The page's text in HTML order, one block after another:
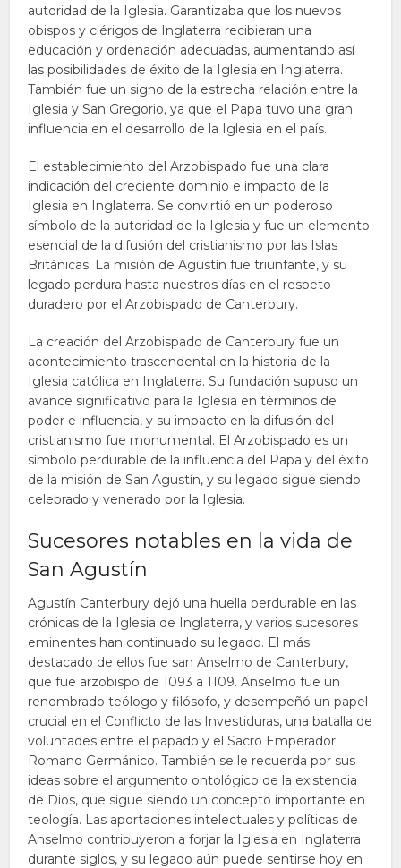
autoridad de la Iglesia. Garantizaba que los nuevos
obispos y clérigos de Inglaterra recibieran una
educación y ordenación adecuadas, aumentando así
las posibilidades de éxito de la Iglesia en Inglaterra.
También fue un signo de la estrecha relación entre la
Iglesia y San Gregorio, ya que el Papa tuvo una gran
influencia en el desarrollo de la Iglesia en el país.
El establecimiento del Arzobispado fue una clara
indicación del creciente dominio e impacto de la
Iglesia en Inglaterra. Se convirtió en un poderoso
símbolo de la autoridad de la Iglesia y fue un elemento
esencial de la difusión del cristianismo por las Islas
Británicas. La misión de Agustín fue triunfante, y su
legado perdura hasta nuestros días en el respeto
duradero por el Arzobispado de Canterbury.
La creación del Arzobispado de Canterbury fue un
acontecimiento trascendental en la historia de la
Iglesia católica en Inglaterra. Su fundación supuso un
avance significativo para la Iglesia en términos de
poder e influencia, y su impacto en la difusión del
cristianismo fue monumental. El Arzobispado es un
símbolo perdurable de la influencia del Papa y del éxito
de la misión de San Agustín, y su legado sigue siendo
celebrado y venerado por la Iglesia.
Sucesores notables en la vida de
San Agustín
Agustín Canterbury dejó una huella perdurable en las
crónicas de la Iglesia de Inglaterra, y varios sucesores
eminentes han continuado su legado. El más
destacado de ellos fue san Anselmo de Canterbury,
que fue arzobispo de 1093 a 1109. Anselmo fue un
renombrado teólogo y filósofo, y desempeñó un papel
crucial en el Conflicto de las Investiduras, una batalla de
voluntades entre el papado y el Sacro Emperador
Romano Germánico. También se le recuerda por sus
ideas sobre el argumento ontológico de la existencia
de Dios, que sigue siendo un concepto importante en
teología. Las aportaciones intelectuales y políticas de
Anselmo contribuyeron a forjar la Iglesia en Inglaterra
durante siglos, y su legado aún puede sentirse hoy en